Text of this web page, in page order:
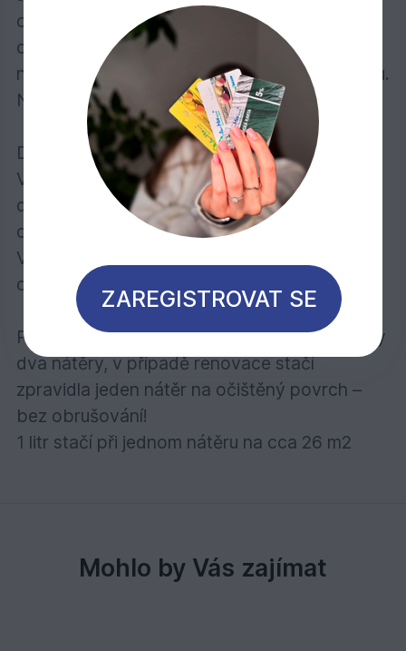
odolný vůči povětrnosti a UV záření. Nátěr
obsahuje účinné látky k preventivní ochraně
nátěru před napadením plísní, řasou a houbou.
Neodprýskává, nepraská a neodlupuje se.
Doporučuje se pro:
Veškeré dřevo ve vnějších prostorách:
dřevěné fasády, přístřešky pro auta, dveře,
okna, balkóny, ploty, pohledové zábrany atd.
Vybírat můžete z 18 standardních barevných
odstínů.
Počet nátěrů: U dřeva bez povrchové úpravy
dva nátěry, v případě renovace stačí
zpravidla jeden nátěr na očištěný povrch –
bez obrušování!
1 litr stačí při jednom nátěru na cca 26 m2
Mohlo by Vás zajímat
ZAREGISTROVAT SE